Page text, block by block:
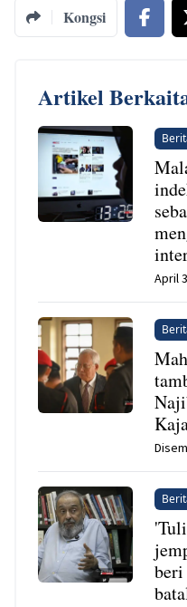
Kongsi
Artikel
April
beri